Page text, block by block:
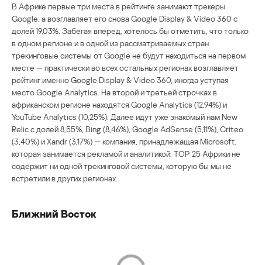
В Африке первые три места в рейтинге занимают трекеры
Google, а возглавляет его снова Google Display & Video 360 с
долей 19,03%. Забегая вперед, хотелось бы отметить, что только
в одном регионе и в одной из рассматриваемых стран
трекинговые системы от Google не будут находиться на первом
месте — практически во всех остальных регионах возглавляет
рейтинг именно Google Display & Video 360, иногда уступая
место Google Analytics. На второй и третьей строчках в
африканском регионе находятся Google Analytics (12,94%) и
YouTube Analytics (10,25%). Далее идут уже знакомый нам New
Relic с долей 8,55%, Bing (8,46%), Google AdSense (5,11%), Criteo
(3,40%) и Xandr (3,17%) — компания, принадлежащая Microsoft,
которая занимается рекламой и аналитикой. TOP 25 Африки не
содержит ни одной трекинговой системы, которую бы мы не
встретили в других регионах.
Ближний Восток